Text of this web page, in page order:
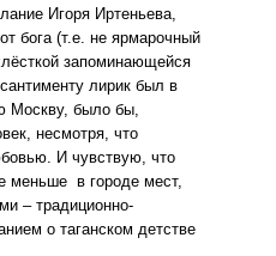
Игоря Иртеньева,
бога (т.е. не ярмарочный
запоминающейся
лирик был в
Москву, было бы,
несмотря, что
И чувствую, что
меньше в городе мест,
– традиционно-
о таганском детстве